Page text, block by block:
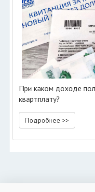
При каком доходе
квартплату?
Подробнее >>